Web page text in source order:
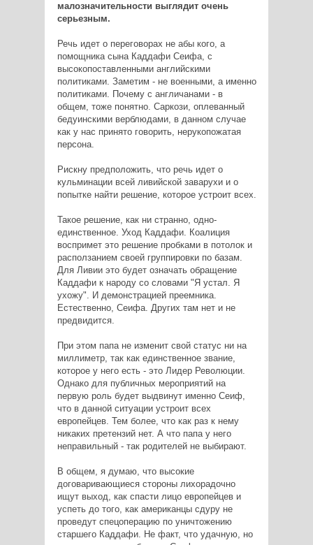
малозначительности выглядит очень
серьезным.
Речь идет о переговорах не абы кого, а
помощника сына Каддафи Сеифа, с
высокопоставленными английскими
политиками. Заметим - не военными, а именно
политиками. Почему с англичанами - в
общем, тоже понятно. Саркози, оплеванный
бедуинскими верблюдами, в данном случае
как у нас принято говорить, нерукопожатая
персона.
Рискну предположить, что речь идет о
кульминации всей ливийской заварухи и о
попытке найти решение, которое устроит всех.
Такое решение, как ни странно, одно-
единственное. Уход Каддафи. Коалиция
воспримет это решение пробками в потолок и
расползанием своей группировки по базам.
Для Ливии это будет означать обращение
Каддафи к народу со словами "Я устал. Я
ухожу". И демонстрацией преемника.
Естественно, Сеифа. Других там нет и не
предвидится.
При этом папа не изменит свой статус ни на
миллиметр, так как единственное звание,
которое у него есть - это Лидер Революции.
Однако для публичных мероприятий на
первую роль будет выдвинут именно Сеиф,
что в данной ситуации устроит всех
европейцев. Тем более, что как раз к нему
никаких претензий нет. А что папа у него
неправильный - так родителей не выбирают.
В общем, я думаю, что высокие
договаривающиеся стороны лихорадочно
ищут выход, как спасти лицо европейцев и
успеть до того, как американцы сдуру не
проведут спецоперацию по уничтожению
старшего Каддафи. Не факт, что удачную, но